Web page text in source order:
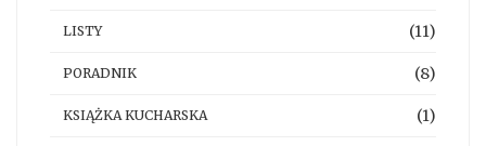
LISTY (11)
PORADNIK (8)
KSIĄŻKA KUCHARSKA (1)